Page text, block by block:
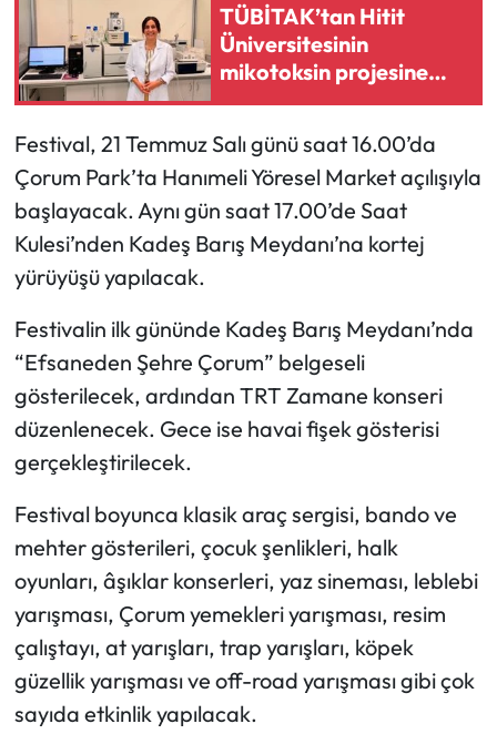
TÜBİTAK’tan Hitit
Üniversitesinin
mikotoksin projesine
destek
Festival, 21 Temmuz Salı günü saat 16.00’da
Çorum Park’ta Hanımeli Yöresel Market açılışıyla
başlayacak. Aynı gün saat 17.00’de Saat
Kulesi’nden Kadeş Barış Meydanı’na kortej
yürüyüşü yapılacak.
Festivalin ilk gününde Kadeş Barış Meydanı’nda
“Efsaneden Şehre Çorum” belgeseli
gösterilecek, ardından TRT Zamane konseri
düzenlenecek. Gece ise havai fişek gösterisi
gerçekleştirilecek.
Festival boyunca klasik araç sergisi, bando ve
mehter gösterileri, çocuk şenlikleri, halk
oyunları, âşıklar konserleri, yaz sineması, leblebi
yarışması, Çorum yemekleri yarışması, resim
çalıştayı, at yarışları, trap yarışları, köpek
güzellik yarışması ve off-road yarışması gibi çok
sayıda etkinlik yapılacak.
Laçin Haberleri
Magazin
Mecitözü Haberleri
Oğuzlar Haberleri
Ortaköy Haberleri
Osmancık Haberleri
Otomotiv
Resmi İlan
Sağlık
Siyaset
Spor
Sungurlu Haberleri